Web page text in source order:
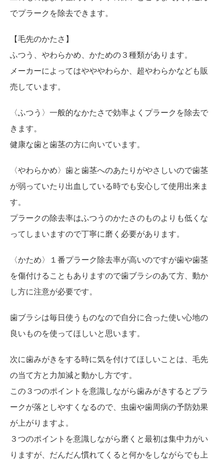
でプラークを除去できます。
【毛先のかたさ】
ふつう、やわらかめ、かための３種類があります。
メーカーによってはやややわらか、超やわらかなども販
売しています。
〈ふつう〉一般的なかたさで効率よくプラークを除去で
きます。
健康な歯と歯茎の方に向いています。
〈やわらかめ〉歯と歯茎へのあたりがやさしいので歯茎
が弱っていたり出血している時でも安心して使用出来ま
す。
プラークの除去率はふつうのかたさのものよりも低くな
ってしまいますので丁寧に磨く必要があります。
〈かため〉１番プラーク除去率が高いのですが歯や歯茎
を傷付けることもありますので歯ブラシのあて方、動か
し方に注意が必要です。
歯ブラシは毎日使うものなので自分に合った使い心地の
良いものを使ってほしいと思います。
次に歯みがきをする時に気を付けてほしいことは、毛先
の当て方と力加減と動かし方です。
この３つのポイントを意識しながら歯みがきするとプラ
ークが落としやすくなるので、虫歯や歯周病の予防効果
が上がりますよ。
３つのポイントを意識しながら磨くと最初は集中力がい
りますが、だんだん慣れてくると何かをしながらでも上